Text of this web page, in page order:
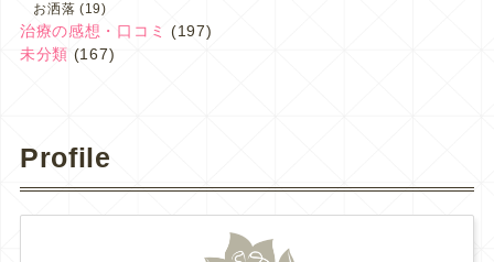
お洒落 (19)
治療の感想・口コミ
(197)
未分類 (167)
Profile